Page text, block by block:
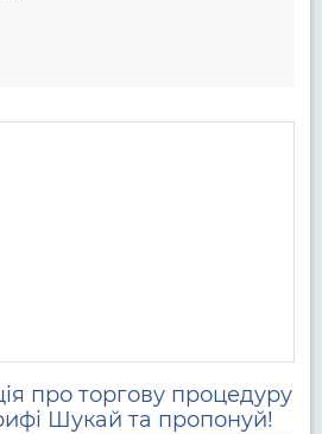
про торгову процедуру
Шукай та пропонуй!